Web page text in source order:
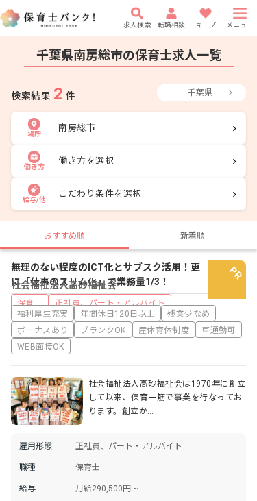
求人検索 転職相談 キープ メニュー
千葉県南房総市の保育士求人一覧
検索結果 2 件 千葉県
場所
南房総市
働き方
働き方を選択
給与/他
こだわり条件を選択
おすすめ順 新着順
社会福祉法人高砂福祉会
保育士 正社員、パート・アルバイト
無理のない程度のICT化とサブスク活用！更
に「仕事のスリム化」で業務量1/3！
福利厚生充実 年間休日120日以上
残業少なめ
ボーナスあり
ブランクOK 産休育休制度
車通勤可
WEB面接OK
社会福祉法人高砂福祉会は1970年に創立
して以来、保育一筋で事業を行なってお
ります。創立か…
雇用形態 正社員、パート・アルバイト
職種 保育士
給与 月給290,500円 ~